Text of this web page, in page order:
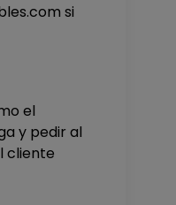
si
el
y pedir al
cliente